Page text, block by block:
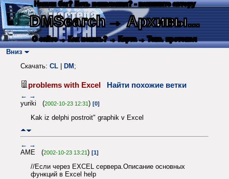
Нашли баг? Есть пожелания? - напишите автору
DMSearch→ Архивы...
О сайте → Как искать? → Карта → Текс. протокол
Вниз
Скачать: CL DM ;
problems with Excel Найти похожие ветки
← →
yuriki (2002-10-23 12:31) [0]
Kak iz delphi postroit" graphik v Excel
← →
AME (2002-10-23 13:21) [1]
//Если через EXCEL сервера.Описание основных
функций в Excel help